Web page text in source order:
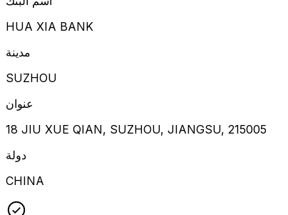
HUA XIA BANK
مدينة
SUZHOU
عنوان
18 JIU XUE QIAN, SUZHOU, JIANGSU, 215005
دولة
CHINA